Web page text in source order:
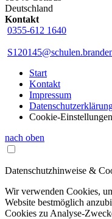
Deutschland
Kontakt
0355-612 1640
Start
Kontakt
Impressum
Cookie-Einstellungen
nach oben
Datenschutzhinweise &
Wir verwenden Cookies,
Website bestmöglich
Cookies zu Analyse-